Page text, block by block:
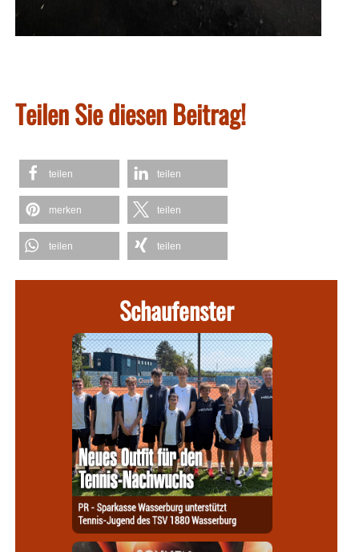
Teilen Sie diesen Beitrag!
teilen teilen
merken teilen
teilen teilen
Schaufenster